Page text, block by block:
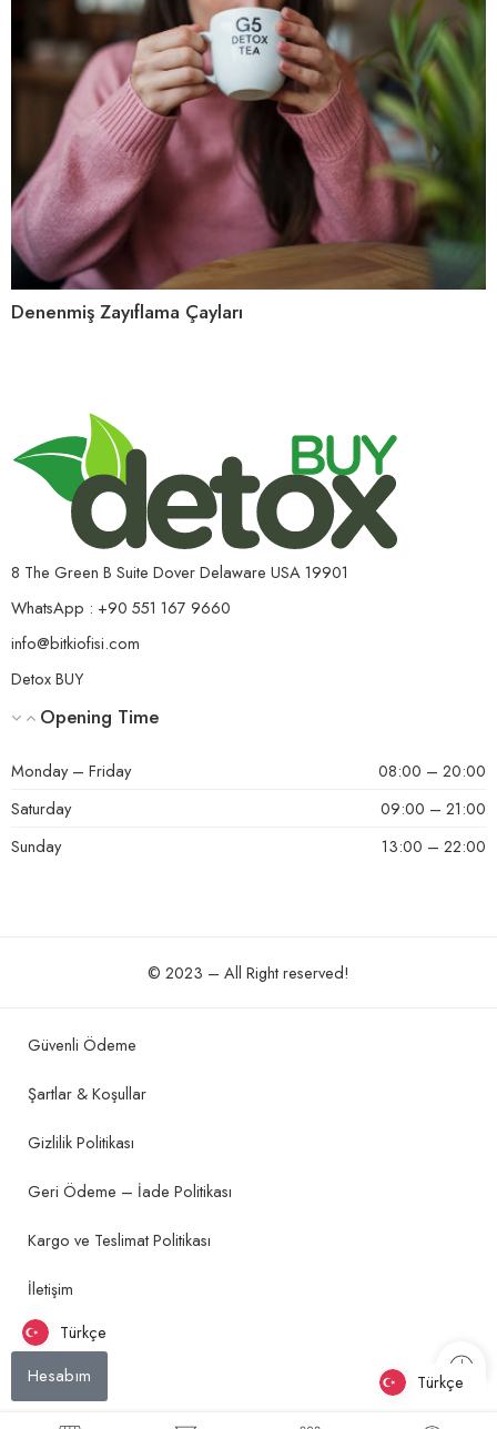
Denenmiş Zayıflama Çayları
8 The Green B Suite Dover Delaware USA 19901
WhatsApp : +90 551 167 9660
info@bitkiofisi.com
Detox BUY
Opening Time
Monday – Friday
08:00 – 20:00
Saturday
09:00 – 21:00
Sunday
13:00 – 22:00
© 2023 – All Right reserved!
Güvenli Ödeme
Şartlar & Koşullar
Gizlilik Politikası
Geri Ödeme – İade Politikası
Kargo ve Teslimat Politikası
İletişim
Türkçe
Hesabım Türkçe
Türkçe